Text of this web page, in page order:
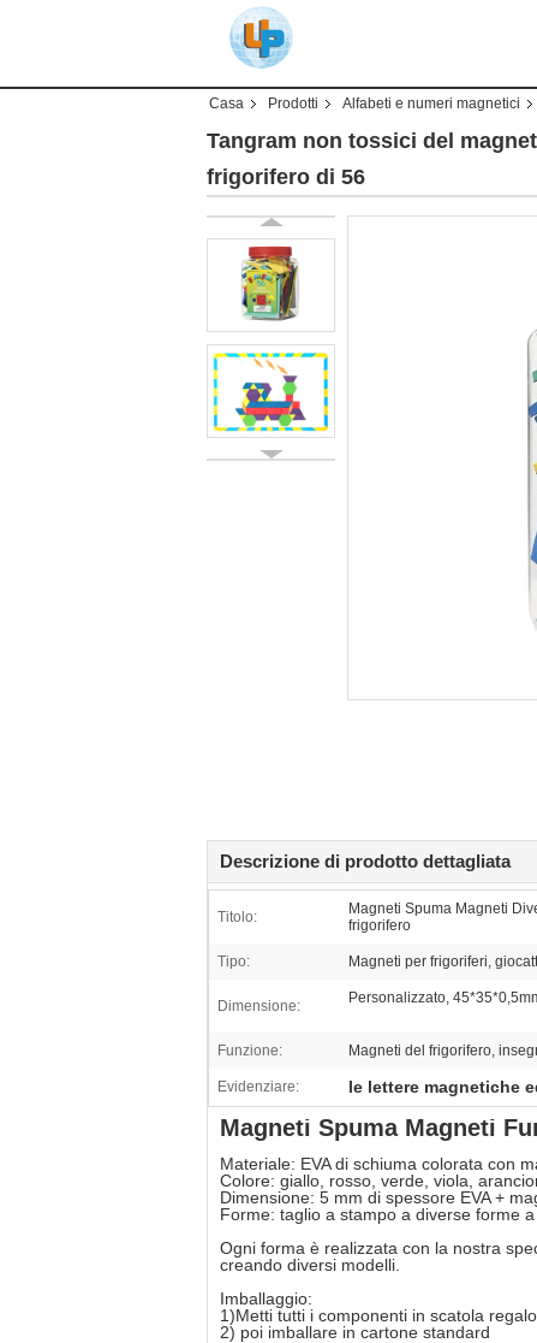
Casa Prodotti Alfabeti e numeri magnetici
Tangram non tossici del
frigorifero di 56
Descrizione di prodotto dettagliata
Titolo:
Magneti Spuma Magneti
frigorifero
Tipo: Magneti per frigoriferi,
Dimensione: Personalizzato,
Funzione: Magneti del frigorifero,
Evidenziare: le lettere magnetiche
Magneti Spuma Magneti
Materiale: EVA di schiuma colorata con
Colore: giallo, rosso, verde, viola,
Dimensione: 5 mm di spessore EVA +
Forme: taglio a stampo a diverse forme
Ogni forma è realizzata con la nostra
creando diversi modelli.
Imballaggio:
1)Metti tutti i componenti in scatola
2) poi imballare in cartone standard